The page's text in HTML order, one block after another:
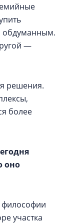
обдуманным.
—
решения.
более
оно
участка